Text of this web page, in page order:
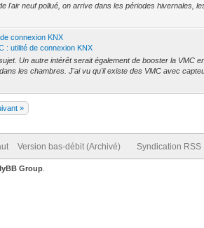
l'air neuf pollué, on arrive dans les périodes hivernales,
connexion KNX
: utilité de connexion KNX
Un autre intérêt serait également de booster la VMC
les chambres. J'ai vu qu'il existe des VMC avec
»
Version bas-débit (Archivé) Syndication RSS
Group